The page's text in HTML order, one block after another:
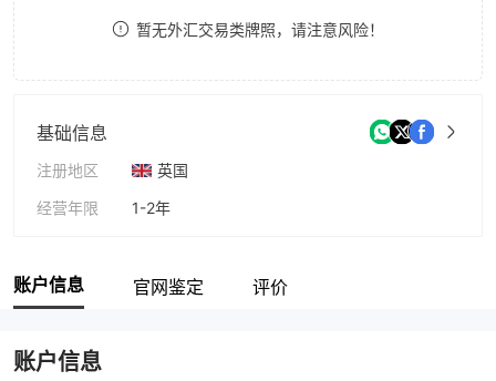
暂无外汇交易类牌照，请注意风险！
基础信息
注册地区
英国
经营年限
1-2年
账户信息 官网鉴定 评价
账户信息